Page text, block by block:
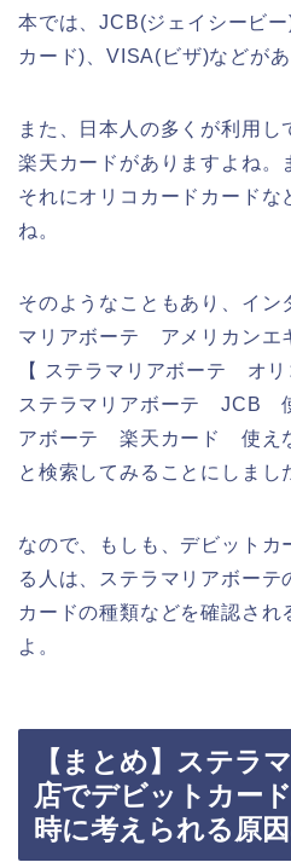
本では、JCB(ジェイシービ
カード)、VISA(ビザ)などがあ
また、日本人の多くが利用し
楽天カードがありますよね。
それにオリコカードカードな
ね。
そのようなこともあり、イン
マリアボーテ アメリカンエ
【 ステラマリアボーテ オ
ステラマリアボーテ JCB
アボーテ 楽天カード 使え
と検索してみることにしまし
なので、もしも、デビットカ
る人は、ステラマリアボーテ
カードの種類などを確認され
よ。
【まとめ】ステラ
店でデビットカー
時に考えられる原